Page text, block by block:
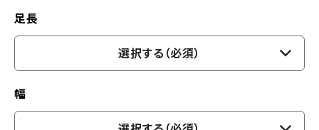
足長
選択する（必須）
幅